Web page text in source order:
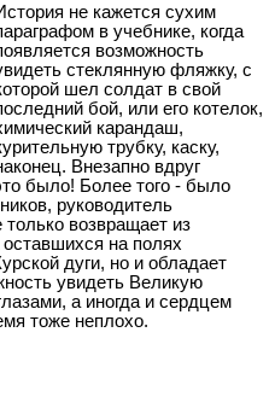
не кажется сухим
в учебнике, когда
возможность
стеклянную фляжку, с
шел солдат в свой
бой, или его котелок,
карандаш,
трубку, каску,
Внезапно вдруг
было! Более того - было
руководитель
только возвращает из
на полях
дуги, но и обладает
увидеть Великую
а иногда и сердцем
тоже неплохо.